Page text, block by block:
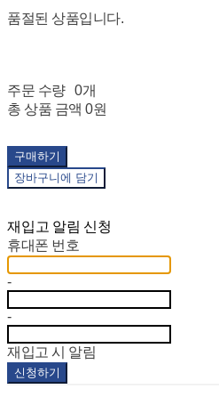
품절된 상품입니다.
주문 수량
0개
총 상품 금액 0원
구매하기
장바구니에 담기
재입고 알림 신청
휴대폰 번호
-
-
재입고 시 알림
신청하기